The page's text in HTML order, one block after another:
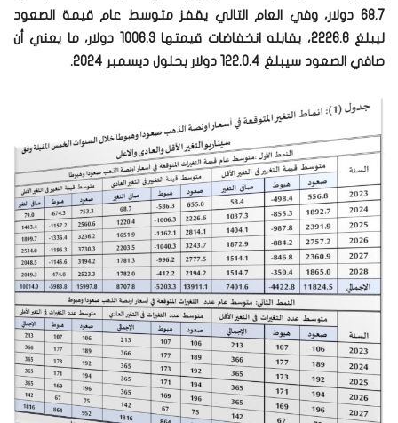
68.7 دولار، وفي العام التالي يقفز متوسط عام قيمة الصعود
ليبلغ 2226.6، يقابله انخفاضات قيمتها 1006.3 دولار، ما يعني أن
صافي الصعود سيبلغ 122.0.4 دولار بحلول ديسمبر 2024.